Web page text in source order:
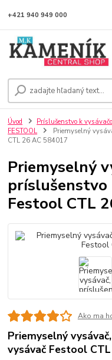
+421 940 949 000
Úvod Príslušenstvo k
FESTOOL
Priemyselný
CTL 26 AC 584017
Priemyselný
príslušenstvo
Festool CTL
Ako ma
Priemyselný
vysávač Festool